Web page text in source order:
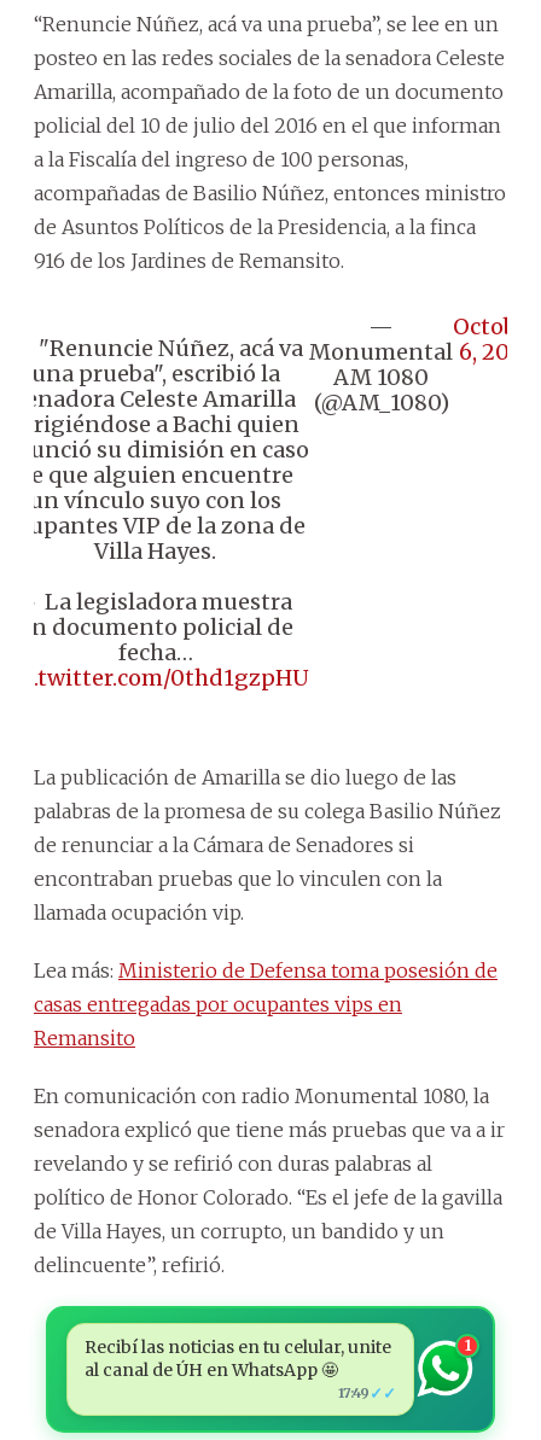
“Renuncie Núñez, acá va una prueba”, se lee en un
posteo en las redes sociales de la senadora Celeste
Amarilla, acompañado de la foto de un documento
policial del 10 de julio del 2016 en el que informan
a la Fiscalía del ingreso de 100 personas,
acompañadas de Basilio Núñez, entonces ministro
de Asuntos Políticos de la Presidencia, a la finca
916 de los Jardines de Remansito.
✍🏾 "Renuncie Núñez, acá va
una prueba", escribió la
senadora Celeste Amarilla
dirigiéndose a Bachi quien
anunció su dimisión en caso
de que alguien encuentre
un vínculo suyo con los
ocupantes VIP de la zona de
Villa Hayes.
🔸 La legisladora muestra
un documento policial de
fecha…
pic.twitter.com/0thd1gzpHU
—
Monumental
AM 1080
(@AM_1080)
October
6, 2023
La publicación de Amarilla se dio luego de las
palabras de la promesa de su colega Basilio Núñez
de renunciar a la Cámara de Senadores si
encontraban pruebas que lo vinculen con la
llamada ocupación vip.
Lea más: Ministerio de Defensa toma posesión de
casas entregadas por ocupantes vips en
Remansito
En comunicación con radio Monumental 1080, la
senadora explicó que tiene más pruebas que va a ir
revelando y se refirió con duras palabras al
político de Honor Colorado. “Es el jefe de la gavilla
de Villa Hayes, un corrupto, un bandido y un
delincuente”, refirió.
Recibí las noticias en tu celular, unite
al canal de ÚH en WhatsApp 🤩
17:49 ✓✓
1